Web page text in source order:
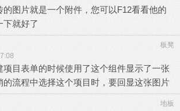
的图片就是一个附件，您可以F12看看他的
下就好了
板凳
项目表单的时候使用了这个组件显示了一张
的流程中选择这个项目时，要回显这张图片
地板